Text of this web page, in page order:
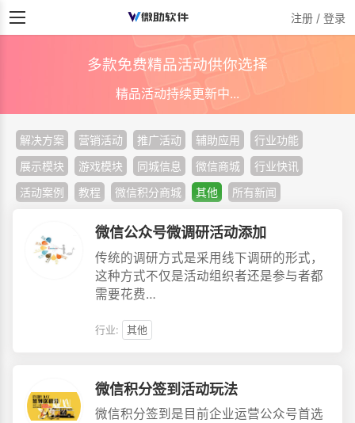
注册 / 登录
多款免费精品活动供你选择
精品活动持续更新中...
解决方案 营销活动 推广活动 辅助应用
行业功能
展示模块
游戏模块 同城信息 微信商城
行业快讯
活动案例
教程 微信积分商城 其他 所有新闻
微信公众号微调研活动添加
传统的调研方式是采用线下调研的形式，
这种方式不仅是活动组织者还是参与者都
需要花费…
行业: 其他
微信积分签到活动玩法
微信积分签到是目前企业运营公众号首选